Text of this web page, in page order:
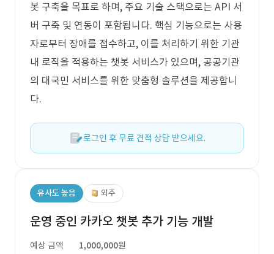
봇 구축을 목표로 하며, 주요 기술 스택으로는 API 서
버 구축 및 연동이 포함됩니다. 핵심 기능으로는 사용
자로부터 장애를 접수하고, 이를 처리하기 위한 기관
내 로직을 적용하는 챗봇 서비스가 있으며, 공공기관
의 대국민 서비스를 위한 맞춤형 솔루션을 제공합니
다.
로그인 후 무료 견적 상담 받으세요.
유사도 높음 외주
운영 중인 카카오 챗봇 추가 기능 개발
예상 금액
1,000,000원